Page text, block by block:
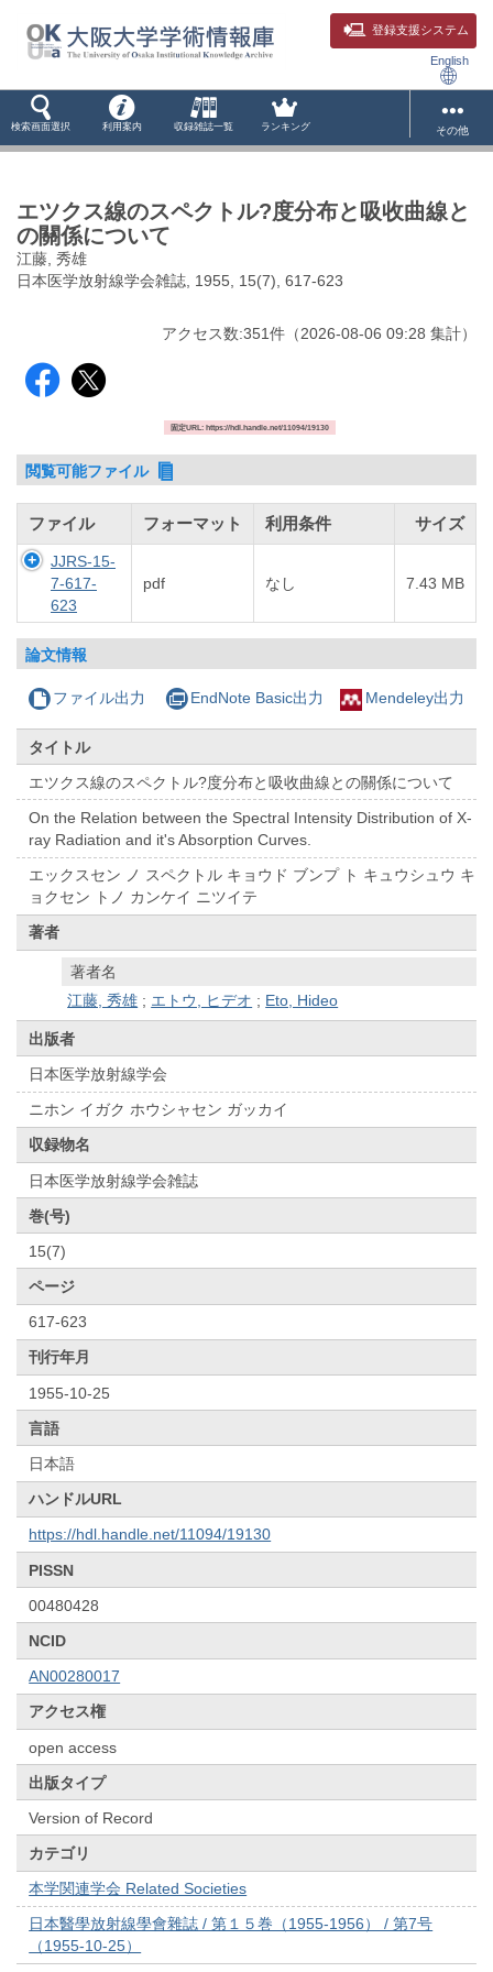
登録支援システム
English
検索画面選択 利用案内 収録雑誌一覧 ランキング その他
エツクス線のスペクトル?度分布と吸收曲線と
の關係について
江藤, 秀雄
日本医学放射線学会雑誌, 1955, 15(7), 617-623
アクセス数:351件 （2026-08-06 09:28 集計）
固定URL: https://hdl.handle.net/11094/19130
閲覧可能ファイル
ファイル フォーマット 利用条件 サイズ
JJRS-15-
7-617-
623
pdf なし 7.43 MB
論文情報
ファイル出力 EndNote Basic出力 Mendeley出力
タイトル
エツクス線のスペクトル?度分布と吸收曲線との關係について
On the Relation between the Spectral Intensity Distribution of X-
ray Radiation and it's Absorption Curves.
エックスセン ノ スペクトル キョウド ブンプ ト キュウシュウ キ
ョクセン トノ カンケイ ニツイテ
著者
著者名
江藤, 秀雄 ; エトウ, ヒデオ ; Eto, Hideo
出版者
日本医学放射線学会
ニホン イガク ホウシャセン ガッカイ
収録物名
日本医学放射線学会雑誌
巻(号)
15(7)
ページ
617-623
刊行年月
1955-10-25
言語
日本語
ハンドルURL
https://hdl.handle.net/11094/19130
PISSN
00480428
NCID
AN00280017
アクセス権
open access
出版タイプ
Version of Record
カテゴリ
本学関連学会 Related Societies
日本醫學放射線學會雜誌 / 第１５巻（1955-1956） / 第7号
（1955-10-25）